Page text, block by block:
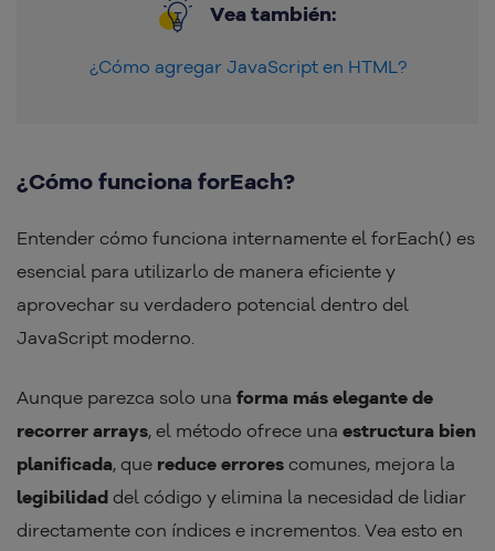
Vea también:
¿Cómo agregar JavaScript en HTML?
¿Cómo funciona forEach?
Entender cómo funciona internamente el forEach() es
esencial para utilizarlo de manera eficiente y
aprovechar su verdadero potencial dentro del
JavaScript moderno.
Aunque parezca solo una forma más elegante de
recorrer arrays, el método ofrece una estructura bien
planificada, que reduce errores comunes, mejora la
legibilidad del código y elimina la necesidad de lidiar
directamente con índices e incrementos. Vea esto en